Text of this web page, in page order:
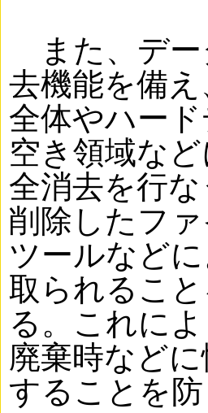
また、デー
去機能を備
全体やハー
空き領域な
全消去を行
削除したフ
ツールなど
取られるこ
る。これに
廃棄時など
することを